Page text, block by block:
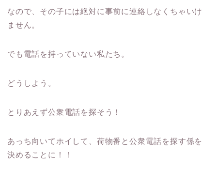
なので、その子には絶対に事前に連絡しなくちゃいけ
ません。
でも電話を持っていない私たち。
どうしよう。
とりあえず公衆電話を探そう！
あっち向いてホイして、荷物番と公衆電話を探す係を
決めることに！！